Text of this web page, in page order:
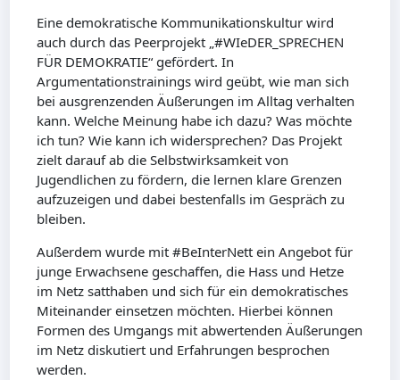
Eine demokratische Kommunikationskultur wird
auch durch das Peerprojekt „#WIeDER_SPRECHEN
FÜR DEMOKRATIE“ gefördert. In
Argumentationstrainings wird geübt, wie man sich
bei ausgrenzenden Äußerungen im Alltag verhalten
kann. Welche Meinung habe ich dazu? Was möchte
ich tun? Wie kann ich widersprechen? Das Projekt
zielt darauf ab die Selbstwirksamkeit von
Jugendlichen zu fördern, die lernen klare Grenzen
aufzuzeigen und dabei bestenfalls im Gespräch zu
bleiben.
Außerdem wurde mit #BeInterNett ein Angebot für
junge Erwachsene geschaffen, die Hass und Hetze
im Netz satthaben und sich für ein demokratisches
Miteinander einsetzen möchten. Hierbei können
Formen des Umgangs mit abwertenden Äußerungen
im Netz diskutiert und Erfahrungen besprochen
werden.